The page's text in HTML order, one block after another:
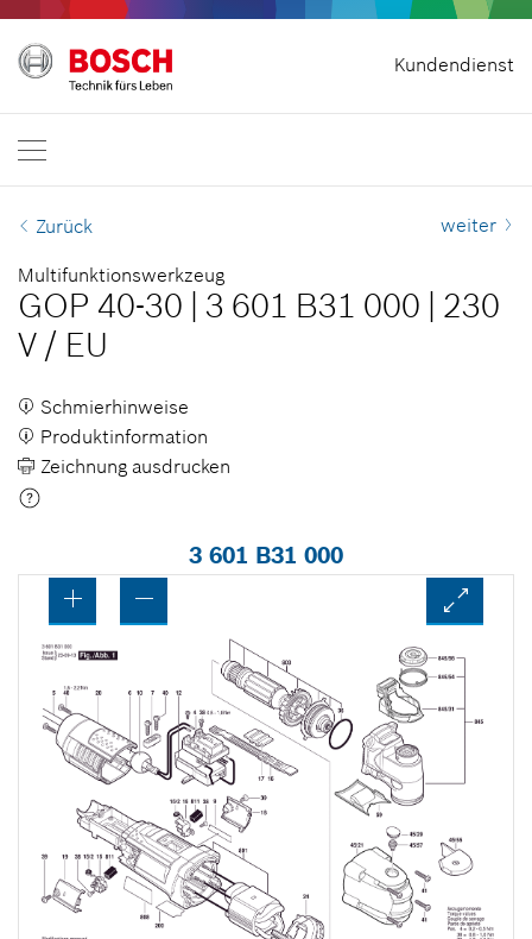
Kundendienst
Vertrag widerrufen
Bosch Professional
Zurück weiter
Multifunktionswerkzeug
GOP 40-30 3 601 B31 000 230
V / EU
Schmierhinweise
Produktinformation
Zeichnung ausdrucken
3 601 B31 000